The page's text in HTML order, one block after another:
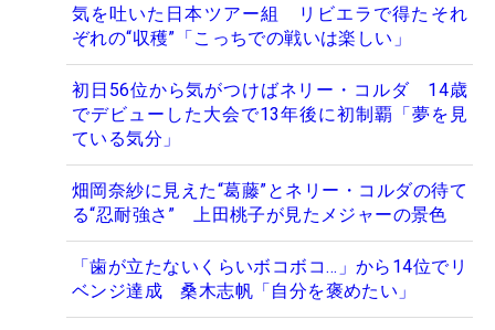
気を吐いた日本ツアー組 リビエラで得たそれ
ぞれの“収穫”「こっちでの戦いは楽しい」
初日56位から気がつけばネリー・コルダ 14歳
でデビューした大会で13年後に初制覇「夢を見
ている気分」
畑岡奈紗に見えた“葛藤”とネリー・コルダの待て
る“忍耐強さ” 上田桃子が見たメジャーの景色
「歯が立たないくらいボコボコ…」から14位でリ
ベンジ達成 桑木志帆「自分を褒めたい」